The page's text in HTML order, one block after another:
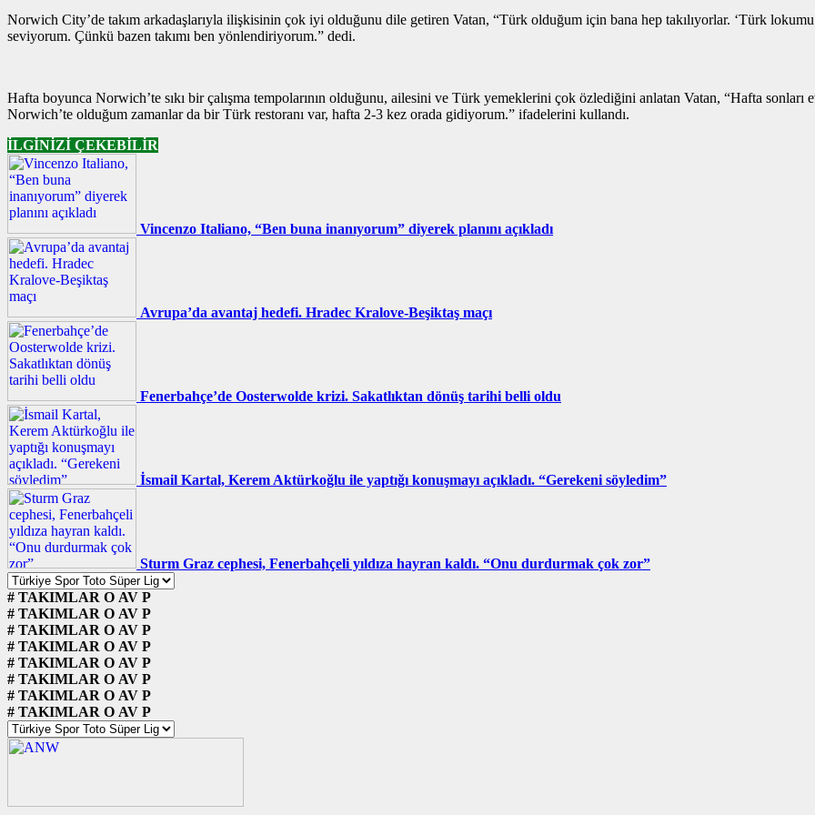
Norwich City’de takım arkadaşlarıyla ilişkisinin çok iyi olduğunu dile getiren Vatan, “Türk olduğum için bana hep takılıyorlar. ‘Türk
seviyorum. Çünkü bazen takımı ben yönlendiriyorum.” dedi.
Hafta boyunca Norwich’te sıkı bir çalışma tempolarının olduğunu, ailesini ve Türk yemeklerini çok özlediğini anlatan Vatan, “Hafta
Norwich’te olduğum zamanlar da bir Türk restoranı var, hafta 2-3 kez orada gidiyorum.” ifadelerini kullandı.
İLGİNİZİ ÇEKEBİLİR
Vincenzo Italiano, “Ben buna inanıyorum” diyerek planını açıkladı
Avrupa’da avantaj hedefi. Hradec Kralove-Beşiktaş maçı
Fenerbahçe’de Oosterwolde krizi. Sakatlıktan dönüş tarihi belli oldu
İsmail Kartal, Kerem Aktürkoğlu ile yaptığı konuşmayı açıkladı. “Gerekeni söyledim”
Sturm Graz cephesi, Fenerbahçeli yıldıza hayran kaldı. “Onu durdurmak çok zor”
# TAKIMLAR O AV P
# TAKIMLAR O AV P
# TAKIMLAR O AV P
# TAKIMLAR O AV P
# TAKIMLAR O AV P
# TAKIMLAR O AV P
# TAKIMLAR O AV P
# TAKIMLAR O AV P